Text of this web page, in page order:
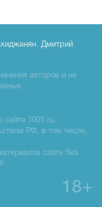
, Дмитрий
авторов и не
сайте 1001.ru,
РФ, в том числе,
сайте без
18+